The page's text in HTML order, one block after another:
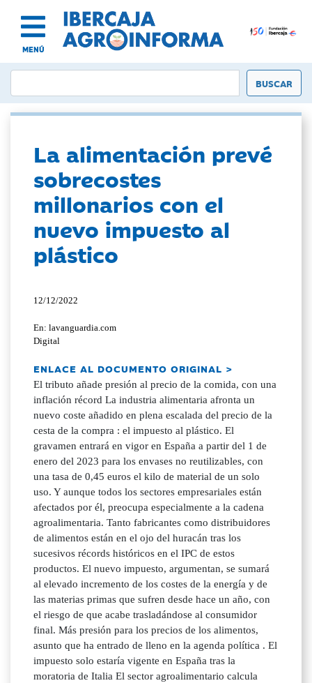
MENÚ
La alimentación prevé
sobrecostes
millonarios con el
nuevo impuesto al
plástico
12/12/2022
En: lavanguardia.com
Digital
ENLACE AL DOCUMENTO ORIGINAL >
El tributo añade presión al precio de la comida, con una
inflación récord La industria alimentaria afronta un
nuevo coste añadido en plena escalada del precio de la
cesta de la compra : el impuesto al plástico. El
gravamen entrará en vigor en España a partir del 1 de
enero del 2023 para los envases no reutilizables, con
una tasa de 0,45 euros el kilo de material de un solo
uso. Y aunque todos los sectores empresariales están
afectados por él, preocupa especialmente a la cadena
agroalimentaria. Tanto fabricantes como distribuidores
de alimentos están en el ojo del huracán tras los
sucesivos récords históricos en el IPC de estos
productos. El nuevo impuesto, argumentan, se sumará
al elevado incremento de los costes de la energía y de
las materias primas que sufren desde hace un año, con
el riesgo de que acabe trasladándose al consumidor
final. Más presión para los precios de los alimentos,
asunto que ha entrado de lleno en la agenda política . El
impuesto solo estaría vigente en España tras la
moratoria de Italia El sector agroalimentario calcula